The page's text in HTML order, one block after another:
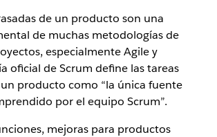
de un producto son una
de muchas metodologías de
especialmente Agile y
oficial de Scrum define las tareas
producto como “la única fuente
por el equipo Scrum”.
mejoras para productos